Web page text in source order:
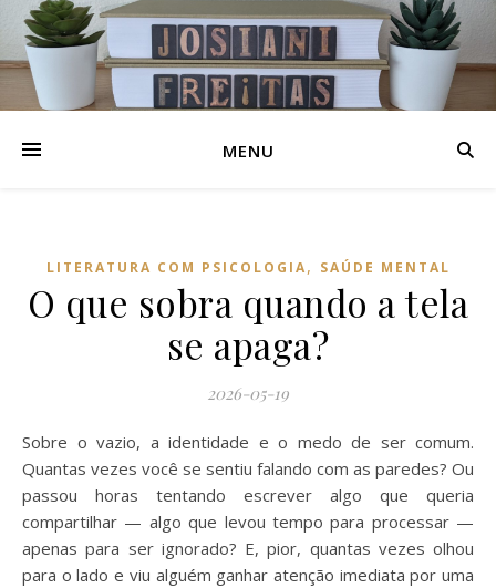
MENU
LITERATURA COM PSICOLOGIA, SAÚDE MENTAL
O que sobra quando a tela
se apaga?
2026-05-19
Sobre o vazio, a identidade e o medo de ser comum.
Quantas vezes você se sentiu falando com as paredes? Ou
passou horas tentando escrever algo que queria
compartilhar — algo que levou tempo para processar —
apenas para ser ignorado? E, pior, quantas vezes olhou
para o lado e viu alguém ganhar atenção imediata por uma